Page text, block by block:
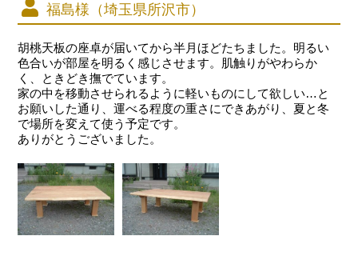
福島様（埼玉県所沢市）
胡桃天板の座卓が届いてから半月ほどたちました。明るい
色合いが部屋を明るく感じさせます。肌触りがやわらか
く、ときどき撫でています。
家の中を移動させられるように軽いものにして欲しい…と
お願いした通り、運べる程度の重さにできあがり、夏と冬
で場所を変えて使う予定です。
ありがとうございました。